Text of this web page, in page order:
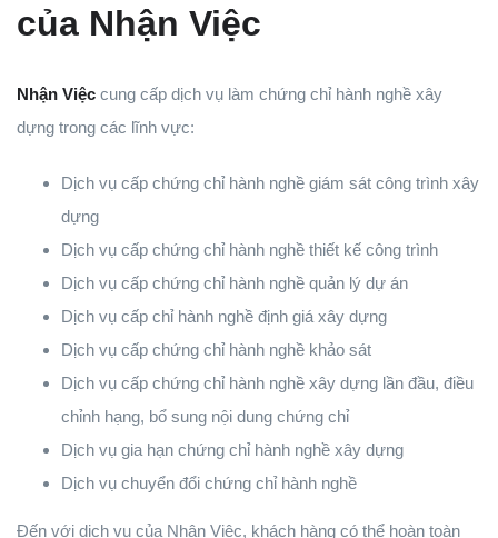
của Nhận Việc
Nhận Việc cung cấp dịch vụ làm chứng chỉ hành nghề xây
dựng trong các lĩnh vực:
Dịch vụ cấp chứng chỉ hành nghề giám sát công trình xây
dựng
Dịch vụ cấp chứng chỉ hành nghề thiết kế công trình
Dịch vụ cấp chứng chỉ hành nghề quản lý dự án
Dịch vụ cấp chỉ hành nghề định giá xây dựng
Dịch vụ cấp chứng chỉ hành nghề khảo sát
Dịch vụ cấp chứng chỉ hành nghề xây dựng lần đầu, điều
chỉnh hạng, bổ sung nội dung chứng chỉ
Dịch vụ gia hạn chứng chỉ hành nghề xây dựng
Dịch vụ chuyển đổi chứng chỉ hành nghề
Đến với dịch vụ của Nhận Việc, khách hàng có thể hoàn toàn